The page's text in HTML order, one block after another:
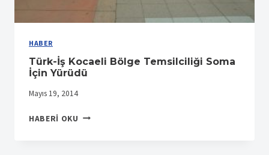
HABER
Türk-İş Kocaeli Bölge Temsilciliği Soma
İçin Yürüdü
Mayıs 19, 2014
HABERI OKU TÜRK-